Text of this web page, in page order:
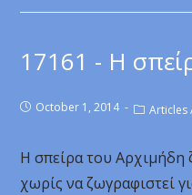
17161 - Η
October 1, 2014 Articles
Η σπείρα του Αρχιμήδη
χωρίς να ζωγραφιστεί